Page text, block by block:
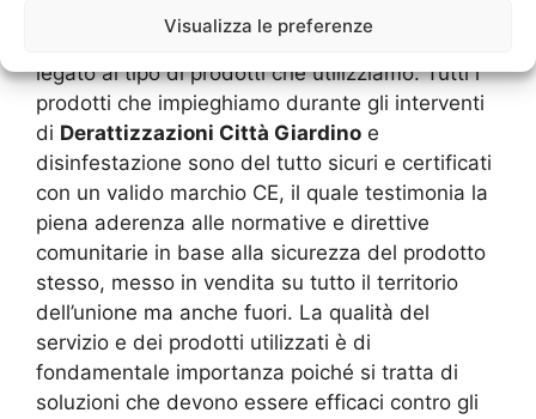
Visualizza le preferenze
Derattizzazioni Città Giardino
disinfestazione così apprezzata dalla clientela è
legato al tipo di prodotti che utilizziamo. Tutti i
prodotti che impieghiamo durante gli interventi
di Derattizzazioni Città Giardino e
disinfestazione sono del tutto sicuri e certificati
con un valido marchio CE, il quale testimonia la
piena aderenza alle normative e direttive
comunitarie in base alla sicurezza del prodotto
stesso, messo in vendita su tutto il territorio
dell’unione ma anche fuori. La qualità del
servizio e dei prodotti utilizzati è di
fondamentale importanza poiché si tratta di
soluzioni che devono essere efficaci contro gli